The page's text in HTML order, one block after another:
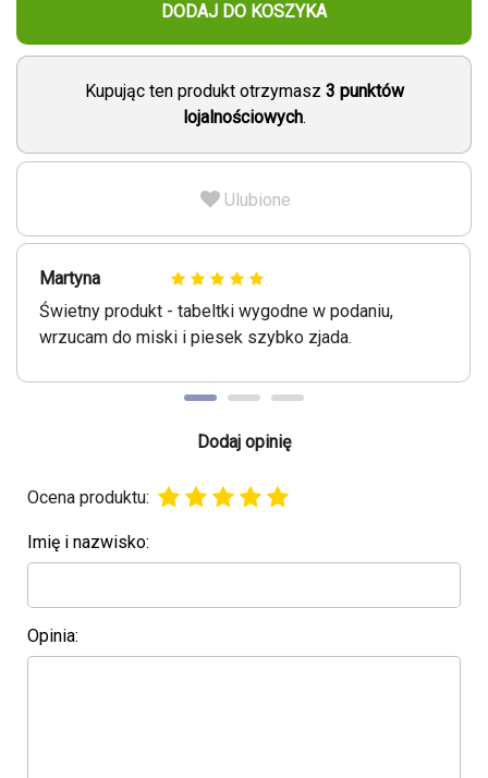
DODAJ DO KOSZYKA
Kupując ten produkt otrzymasz 3 punktów
lojalnościowych.
Ulubione
Martyna
Świetny produkt - tabeltki wygodne w podaniu,
wrzucam do miski i piesek szybko zjada.
Dodaj opinię
Ocena produktu:
Imię i nazwisko:
Opinia: